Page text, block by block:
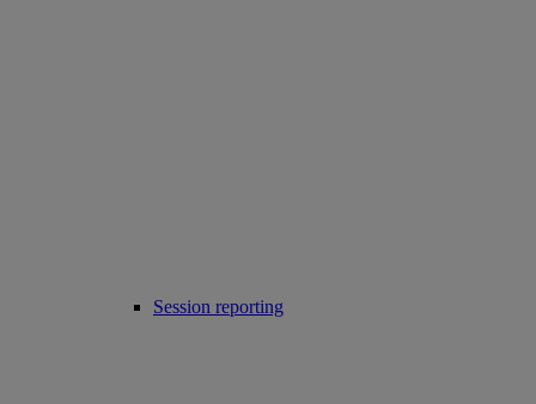
Session reporting